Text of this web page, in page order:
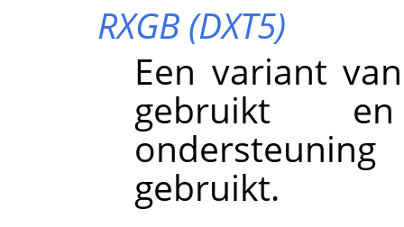
RXGB (DXT5)
Een variant
gebruikt
gebruikt.